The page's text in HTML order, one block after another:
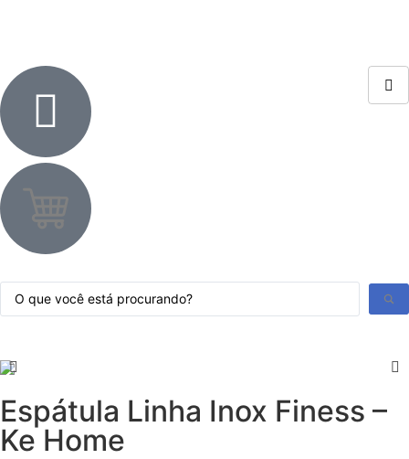
Espátula Linha Inox Finess –
Ke Home